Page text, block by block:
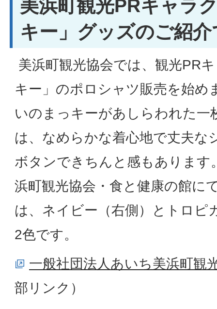
美浜町観光PRキャラ
キー」グッズのご紹
美浜町観光協会では、観光PR
キー」のポロシャツ販売を始め
いのまっキーがあしらわれた一
は、なめらかな着心地で丈夫な
ボタンできちんと感もあります
浜町観光協会・食と健康の館に
は、ネイビー（右側）とトロピ
2色です。
一般社団法人あいち美浜町観
部リンク）